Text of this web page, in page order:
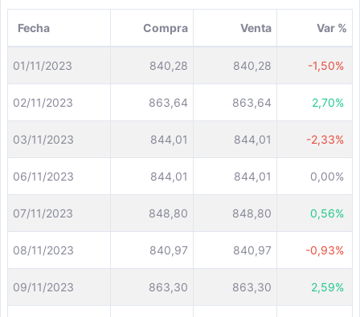
Fecha Compra Venta Var %
01/11/2023 840,28 840,28 -1,50%
02/11/2023 863,64 863,64 2,70%
03/11/2023 844,01 844,01 -2,33%
06/11/2023 844,01 844,01 0,00%
07/11/2023 848,80 848,80 0,56%
08/11/2023 840,97 840,97 -0,93%
09/11/2023 863,30 863,30 2,59%